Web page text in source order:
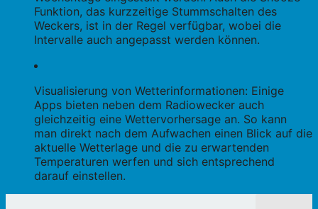
Funktion, das kurzzeitige Stummschalten des
Weckers, ist in der Regel verfügbar, wobei die
Intervalle auch angepasst werden können.
Visualisierung von Wetterinformationen: Einige
Apps bieten neben dem Radiowecker auch
gleichzeitig eine Wettervorhersage an. So kann
man direkt nach dem Aufwachen einen Blick auf die
aktuelle Wetterlage und die zu erwartenden
Temperaturen werfen und sich entsprechend
darauf einstellen.